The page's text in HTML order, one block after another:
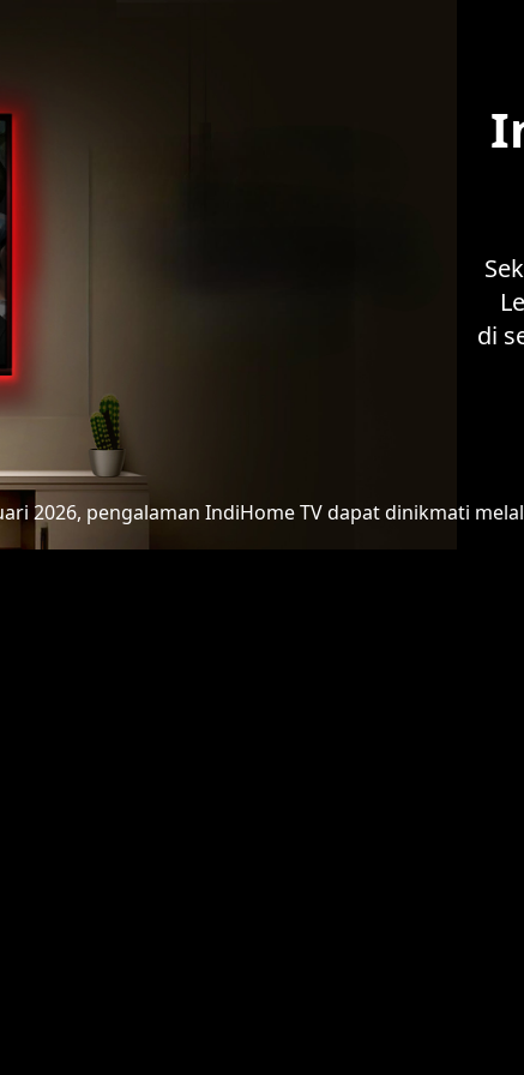
di
2026, pengalaman IndiHome TVdapat dinikmati